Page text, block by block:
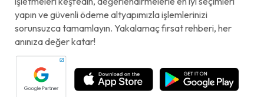
yapın ve güvenli ödeme altyapımızla işlemlerinizi
sorunsuzca tamamlayın. Yakalamaç fırsat rehberi, her
anınıza değer katar!